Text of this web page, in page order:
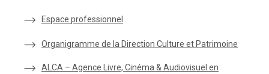
Espace professionnel
Organigramme de la Direction Culture et Patrimoine
ALCA – Agence Livre, Cinéma & Audiovisuel en